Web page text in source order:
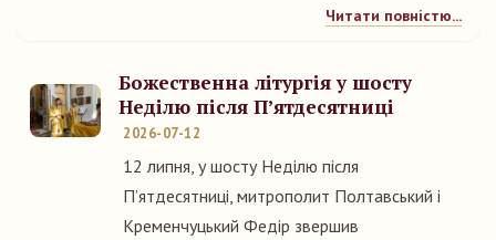
Читати повністю...
Божественна літургія у шосту
Неділю після П’ятдесятниці
2026-07-12
12 липня, у шосту Неділю після
П’ятдесятниці, митрополит Полтавський і
Кременчуцький Федір звершив